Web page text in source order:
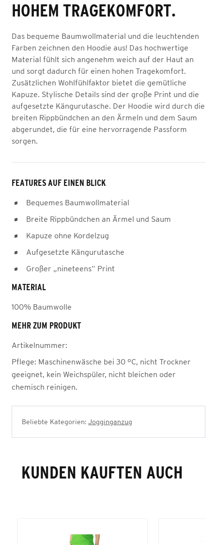
HOHEM TRAGEKOMFORT.
Das bequeme Baumwollmaterial und die leuchtenden
Farben zeichnen den Hoodie aus! Das hochwertige
Material fühlt sich angenehm weich auf der Haut an
und sorgt dadurch für einen hohen Tragekomfort.
Zusätzlichen Wohlfühlfaktor bietet die gemütliche
Kapuze. Stylische Details sind der große Print und die
aufgesetzte Kängurutasche. Der Hoodie wird durch die
breiten Rippbündchen an den Ärmeln und dem Saum
abgerundet, die für eine hervorragende Passform
sorgen.
FEATURES AUF EINEN BLICK
Bequemes Baumwollmaterial
Breite Rippbündchen an Ärmel und Saum
Kapuze ohne Kordelzug
Aufgesetzte Kängurutasche
Großer „nineteens“ Print
MATERIAL
100% Baumwolle
MEHR ZUM PRODUKT
Artikelnummer:
Pflege: Maschinenwäsche bei 30 °C, nicht Trockner
geeignet, kein Weichspüler, nicht bleichen oder
chemisch reinigen.
Beliebte Kategorien: Jogginganzug
KUNDEN KAUFTEN AUCH